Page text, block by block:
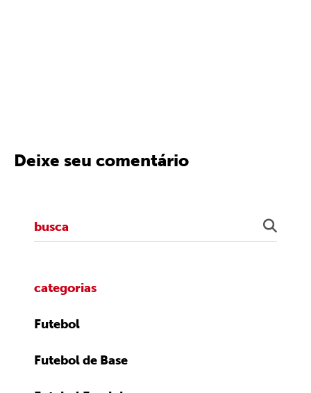
Deixe seu comentário
categorias
Futebol
Futebol de Base